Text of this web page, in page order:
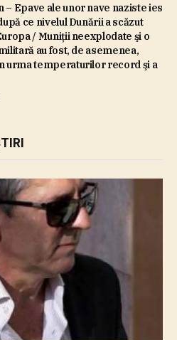
– Epave ale unor nave naziste ies
ce nivelul Dunării a scăzut
/ Muniţii neexplodate şi o
au fost, de asemenea,
urma temperaturilor record şi a